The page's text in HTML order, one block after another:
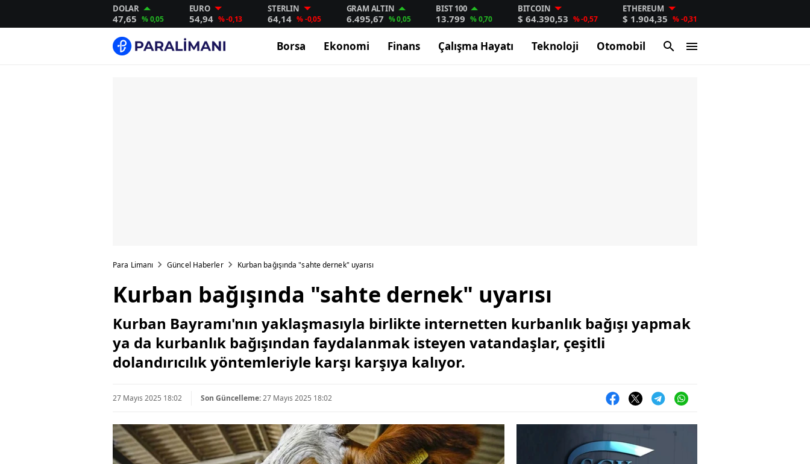
DOLAR
47,65 % 0,05
EURO
54,94 % -0,13
STERLIN
64,14 % -0,05
GRAM ALTIN
6.495,67 % 0,05
BIST 100
13.799 % 0,70
BITCOIN
$ 64.390,53 % -0,57
ETHEREUM
$ 1.904,35 % -0,31
Borsa Ekonomi Finans Çalışma Hayatı Teknoloji Otomobil
Para Limanı Güncel Haberler Kurban bağışında "sahte dernek" uyarısı
Kurban bağışında "sahte dernek" uyarısı
Kurban Bayramı'nın yaklaşmasıyla birlikte internetten kurbanlık bağışı yapmak
ya da kurbanlık bağışından faydalanmak isteyen vatandaşlar, çeşitli
dolandırıcılık yöntemleriyle karşı karşıya kalıyor.
27 Mayıs 2025 18:02 Son Güncelleme:27 Mayıs 2025 18:02